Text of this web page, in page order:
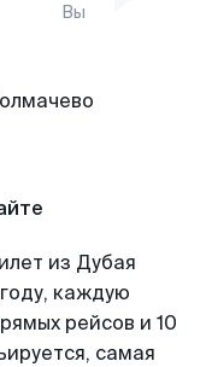
Вы
из Дубая
каждую
рейсов и 10
самая